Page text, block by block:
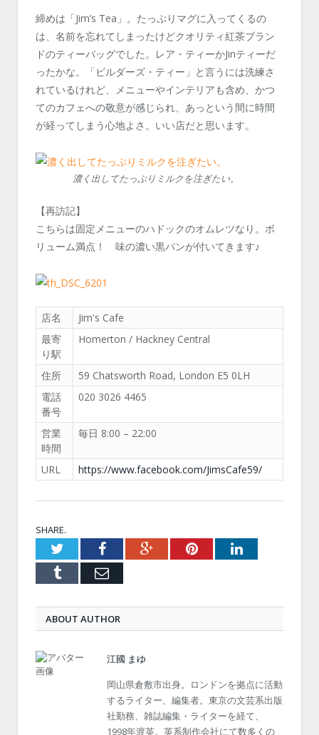
締めは「Jim’s Tea」。たっぷりマグに入ってくるの
は、名前を忘れてしまったけどクオリティ紅茶ブラン
ドのティーバッグでした。レア・ティーかJinティーだ
ったかな。「ビルダーズ・ティー」と言うには洗練さ
れているけれど、メニューやインテリアも含め、かつ
てのカフェへの敬意が感じられ、あっという間に時間
が経ってしまう心地よさ。いい店だと思います。
濃く出してたっぷりミルクを注ぎたい。
【再訪記】
こちらは固定メニューのハドックのオムレツなり。ボ
リューム満点！ 味の濃い黒パンが付いてきます♪
店名
Jim's Cafe
最寄
り駅
Homerton / Hackney Central
住所
59 Chatsworth Road, London E5 0LH
電話
番号
020 3026 4465
営業
時間
毎日 8:00 – 22:00
URL https://www.facebook.com/JimsCafe59/
SHARE.
TwitterFacebookGoogle+PinterestLinkedIn
Tumblr Email
ABOUT AUTHOR
江國 まゆ
岡山県倉敷市出身。ロンドンを拠点に活動
するライター、編集者。東京の文芸系出版
社勤務、雑誌編集・ライターを経て、
1998年渡英。英系制作会社にて数多くの